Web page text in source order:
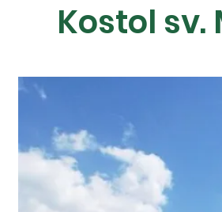
Kostol